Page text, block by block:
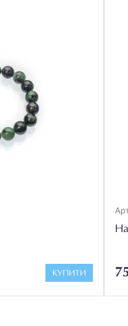
КУПИТИ